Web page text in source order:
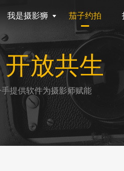
我是摄影狮 茄子约拍
放共生
提供软件为摄影师赋能